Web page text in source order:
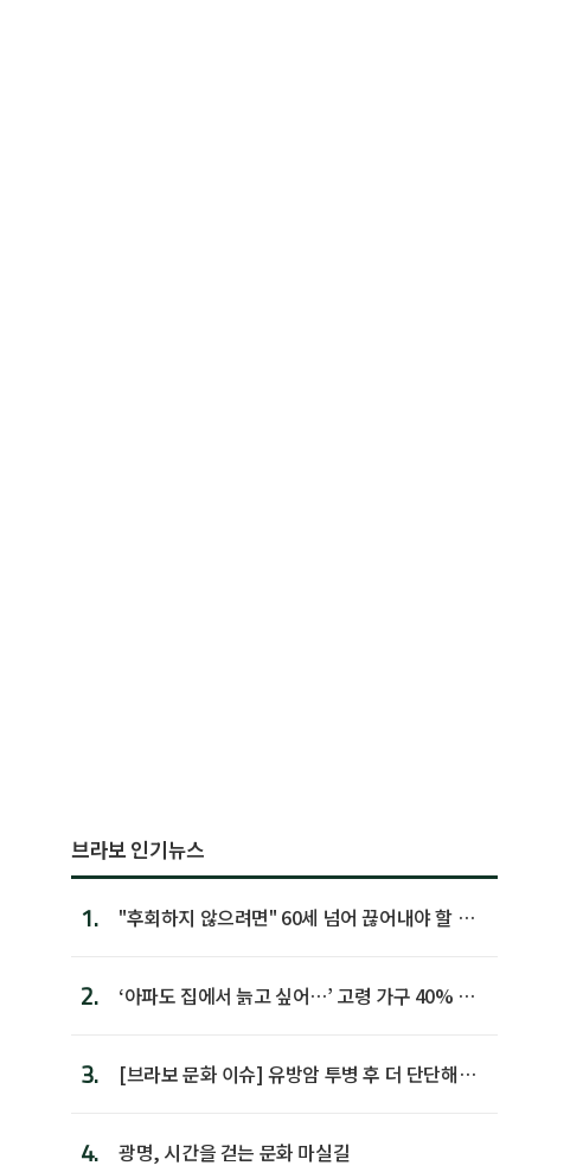
브라보 인기뉴스
1.
"후회하지 않으려면" 60세 넘어 끊어내야 할 사
2.
‘아파도 집에서 늙고 싶어…’ 고령 가구 40% 노
3.
[브라보 문화 이슈] 유방암 투병 후 더 단단해진
4. 광명, 시간을 걷는 문화 마실길